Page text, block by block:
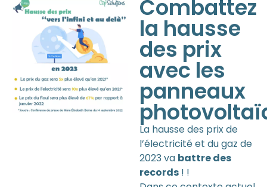
Combattez
la hausse
des prix
avec les
panneaux
La hausse des prix de
l’électricité et du gaz de
2023 va battre des
records ! !